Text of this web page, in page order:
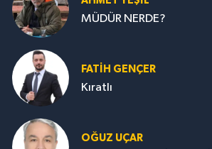
MÜDÜR NERDE?
FATIH GENÇER
Kıratlı
OĞUZ UÇAR